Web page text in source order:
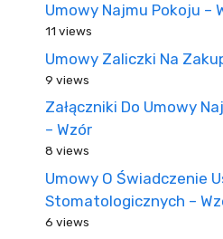
Umowy Najmu Pokoju –
11 views
Umowy Zaliczki Na
9 views
Załączniki Do Umowy
– Wzór
8 views
Umowy O Świadczenie
Stomatologicznych –
6 views